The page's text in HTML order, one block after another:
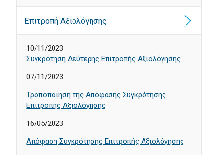
Επιτροπή Αξιολόγησης
10/11/2023
Συγκρότηση Δεύτερης Επιτροπής Αξιολόγησης
07/11/2023
Τροποποίηση της Απόφασης Συγκρότησης
Επιτροπής Αξιολόγησης
16/05/2023
Απόφαση Συγκρότησης Επιτροπής Αξιολόγησης